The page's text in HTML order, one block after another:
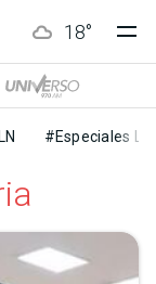
18°
#Especiales LN